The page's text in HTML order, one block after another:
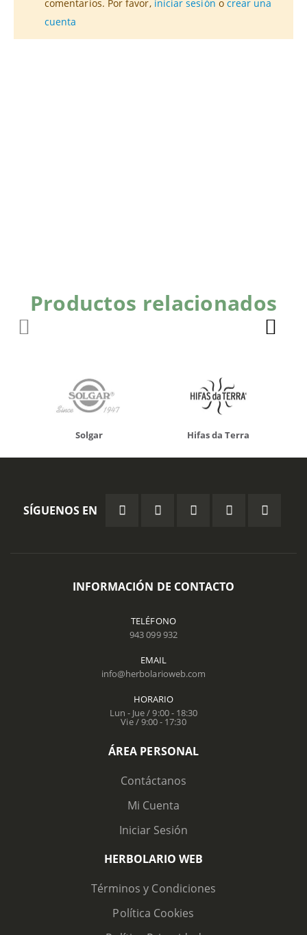
comentarios. Por favor, iniciar sesión o crear una
cuenta
Productos relacionados
Solgar Hifas da Terra
SÍGUENOS EN
INFORMACIÓN DE CONTACTO
TELÉFONO
943 099 932
EMAIL
info@herbolarioweb.com
HORARIO
Lun - Jue / 9:00 - 18:30
Vie / 9:00 - 17:30
ÁREA PERSONAL
Contáctanos
Mi Cuenta
Iniciar Sesión
HERBOLARIO WEB
Términos y Condiciones
Política Cookies